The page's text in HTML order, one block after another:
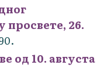
26.
од 10. августа